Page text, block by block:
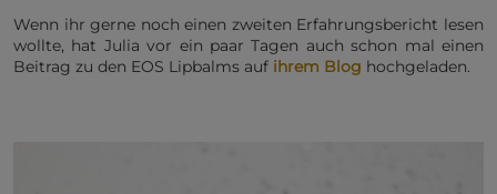
Wenn ihr gerne noch einen zweiten Erfahrungsbericht lesen
wollte, hat Julia vor ein paar Tagen auch schon mal einen
Beitrag zu den EOS Lipbalms auf ihrem Blog hochgeladen.